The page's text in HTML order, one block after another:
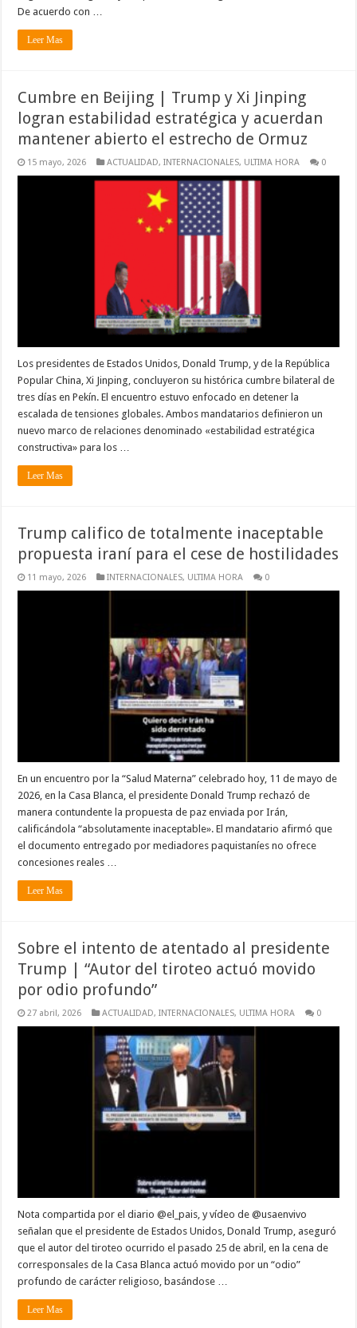
De acuerdo con …
Leer Mas
Cumbre en Beijing | Trump y Xi Jinping
logran estabilidad estratégica y acuerdan
mantener abierto el estrecho de Ormuz
15 mayo, 2026 ACTUALIDAD,INTERNACIONALES, ULTIMA HORA 0
Los presidentes de Estados Unidos, Donald Trump, y de la República
Popular China, Xi Jinping, concluyeron su histórica cumbre bilateral de
tres días en Pekín. El encuentro estuvo enfocado en detener la
escalada de tensiones globales. Ambos mandatarios definieron un
nuevo marco de relaciones denominado «estabilidad estratégica
constructiva» para los …
Leer Mas
Trump califico de totalmente inaceptable
propuesta iraní para el cese de hostilidades
11 mayo, 2026 INTERNACIONALES, ULTIMA HORA 0
En un encuentro por la “Salud Materna” celebrado hoy, 11 de mayo de
2026, en la Casa Blanca, el presidente Donald Trump rechazó de
manera contundente la propuesta de paz enviada por Irán,
calificándola “absolutamente inaceptable». El mandatario afirmó que
el documento entregado por mediadores paquistaníes no ofrece
concesiones reales …
Leer Mas
Sobre el intento de atentado al presidente
Trump | “Autor del tiroteo actuó movido
por odio profundo”
27 abril, 2026 ACTUALIDAD,INTERNACIONALES, ULTIMA HORA 0
Nota compartida por el diario @el_pais, y vídeo de @usaenvivo
señalan que el presidente de Estados Unidos, Donald Trump, aseguró
que el autor del tiroteo ocurrido el pasado 25 de abril, en la cena de
corresponsales de la Casa Blanca actuó movido por un “odio”
profundo de carácter religioso, basándose …
Leer Mas